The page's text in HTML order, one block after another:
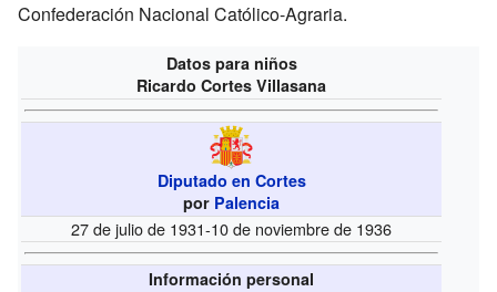
Confederación Nacional Católico-Agraria.
Datos para niños
Ricardo Cortes Villasana
Diputado en Cortes
por Palencia
27 de julio de 1931-10 de noviembre de 1936
Información personal